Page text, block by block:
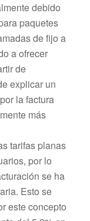
debido
paquetes
de fijo a
a ofrecer
de
explicar un
la factura
más
tarifas planas
por lo
se ha
Esto se
este concepto